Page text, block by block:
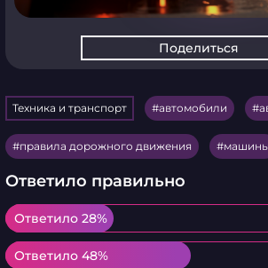
Поделиться
Техника и транспорт автомобили
правила дорожного движения
Ответило правильно
Ответило 28%
Ответило 28%
Ответило 48%
Ответило 48%